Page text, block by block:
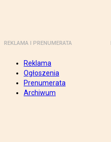
REKLAMA I PRENUMERATA
Reklama
Ogłoszenia
Prenumerata
Archiwum